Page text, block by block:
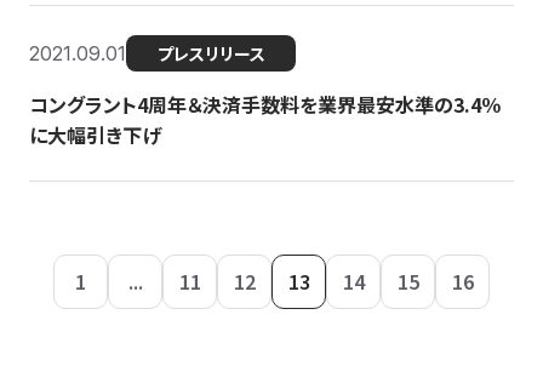
2021.09.01 プレスリリース
コングラント4周年＆決済手数料を業界最安水準の3.4％
に大幅引き下げ
1 ... 11 12 13 14 15 16